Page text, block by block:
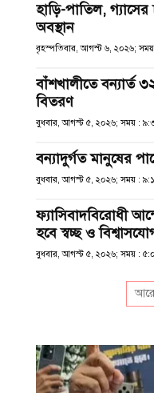
হাড়ি-পাতিল,
অবস্থান
বৃহস্পতিবার, আগস্ট ৬, ২০২৬;
বাঁশখালীতে বন্যার্ত
বিতরণ
বুধবার, আগস্ট ৫, ২০২৬; সময় :
বন্যাদুর্গত মানুষের
বুধবার, আগস্ট ৫, ২০২৬; সময় :
ফ্যাসিবাদবিরোধী
হবে স্বচ্ছ ও
বুধবার, আগস্ট ৫, ২০২৬; সময় :